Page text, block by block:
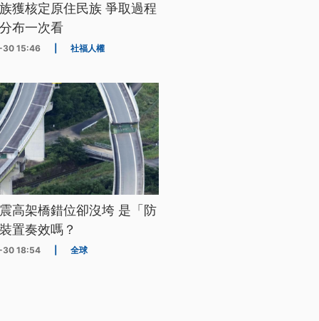
獲核定原住民族 爭取過程
布一次看
15:46 社福人權
高架橋錯位卻沒垮 是「防
置奏效嗎？
18:54 全球